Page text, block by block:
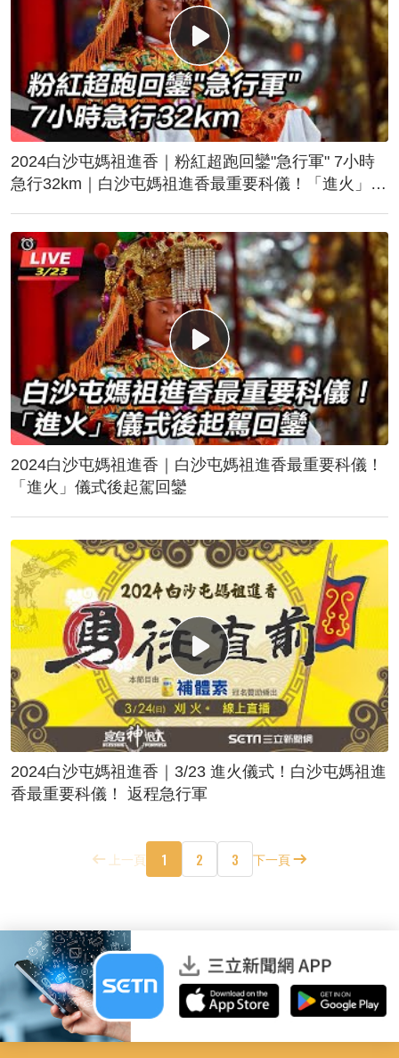
2024白沙屯媽祖進香｜粉紅超跑回鑾"急行軍" 7小時
急行32km｜白沙屯媽祖進香最重要科儀！「進火」儀
2024白沙屯媽祖進香｜白沙屯媽祖進香最重要科儀！
「進火」儀式後起駕回鑾
2024白沙屯媽祖進香｜3/23 進火儀式！白沙屯媽祖進
香最重要科儀！ 返程急行軍
上一頁 1 2 3 下一頁